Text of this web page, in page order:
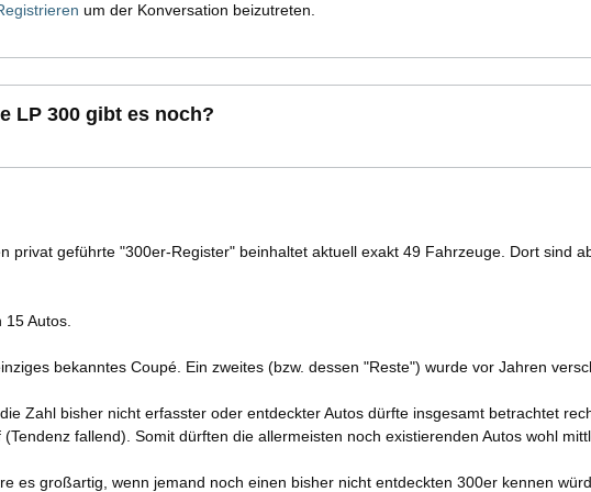
um der Konversation beizutreten.
LP 300 gibt es noch?
privat geführte "300er-Register" beinhaltet aktuell exakt 49 Fahrzeuge. Dort sind
Autos.
bekanntes Coupé. Ein zweites (bzw. dessen "Reste") wurde vor Jahren
Zahl bisher nicht erfasster oder entdeckter Autos dürfte insgesamt betrachtet
fallend). Somit dürften die allermeisten noch existierenden Autos wohl
es großartig, wenn jemand noch einen bisher nicht entdeckten 300er kennen